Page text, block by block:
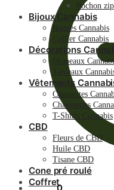
Pochon zip
Bijoux Cannabis
Bagues Cannabis
Collier Cannabis
Décorations
Drapeaux
Tableaux
Vêtements
Casquettes
Chaussettes
T-Shirts Cannabis
CBD
Fleurs de CBD
Huile CBD
Tisane CBD
Cone pré roulé
Coffret